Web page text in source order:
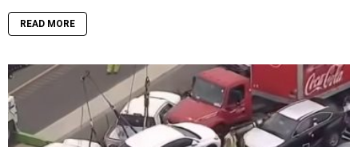
READ MORE